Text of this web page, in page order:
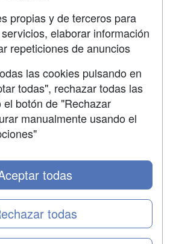
propias y de terceros para
elaborar información
repeticiones de anuncios
las cookies pulsando en
todas", rechazar todas las
botón de "Rechazar
manualmente usando el
todas
todas